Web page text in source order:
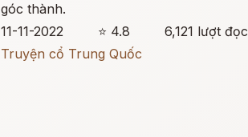
góc thành.
11-11-2022
⭐ 4.8
6,121 lượt đọc
Truyện cổ Trung Quốc